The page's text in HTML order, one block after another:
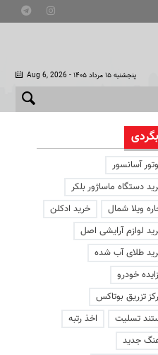
Aug 6, 2026 - پنجشنبه ۱۵ مرداد ۱۴۰۵
اطلاعات برای ترور
ترامپ | ماجرای قرار
با یک زن
آسانسور
دستگاه ماساژور بلکر
ویلا شمال
خرید ادکلن
لوازم آرایشی اصل
طلای آب شده
خودرو
تزریق بوتاکس
تسلیت
اخذ رتبه
جدید